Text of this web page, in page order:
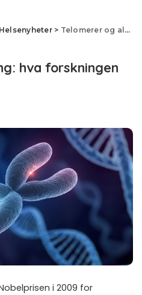
> Telomerer og aldring: hva forskningen faktisk sier i 2026
hva forskningen
i 2009 for